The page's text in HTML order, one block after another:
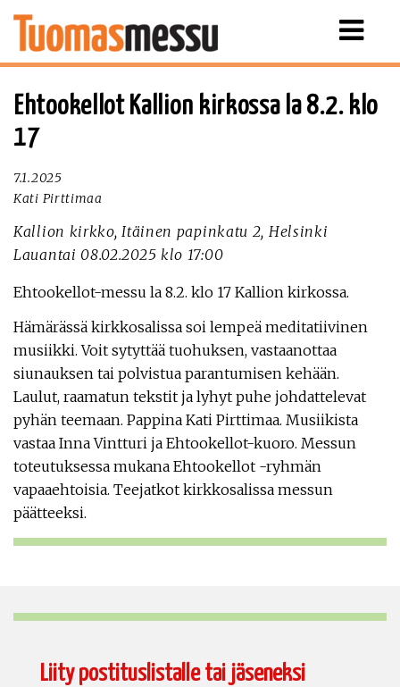
Näytä
Ehtookellot Kallion kirkossa la 8.2. klo
17
7.1.2025
Kati Pirttimaa
Kallion kirkko, Itäinen papinkatu 2, Helsinki
Lauantai 08.02.2025 klo 17:00
Ehtookellot-messu la 8.2. klo 17 Kallion kirkossa.
Hämärässä kirkkosalissa soi lempeä meditatiivinen
musiikki. Voit sytyttää tuohuksen, vastaanottaa
siunauksen tai polvistua parantumisen kehään.
Laulut, raamatun tekstit ja lyhyt puhe johdattelevat
pyhän teemaan. Pappina Kati Pirttimaa. Musiikista
vastaa Inna Vintturi ja Ehtookellot-kuoro. Messun
toteutuksessa mukana Ehtookellot -ryhmän
vapaaehtoisia. Teejatkot kirkkosalissa messun
päätteeksi.
Liity postituslistalle tai jäseneksi